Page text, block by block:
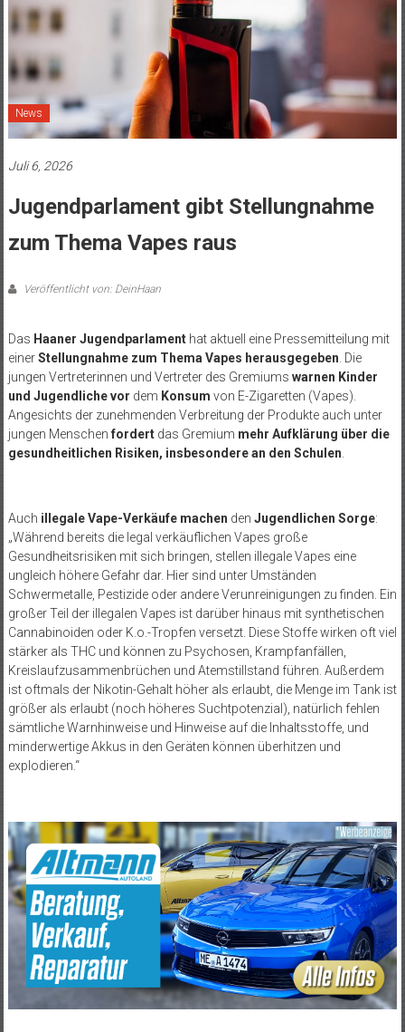
News
Juli 6, 2026
Jugendparlament gibt Stellungnahme
zum Thema Vapes raus
Veröffentlicht von: DeinHaan
Das Haaner Jugendparlament hat aktuell eine Pressemitteilung mit
einerStellungnahme zum Thema Vapes herausgegeben . Die
jungen Vertreterinnen und Vertreter des Gremiums warnen Kinder
und Jugendliche vor dem Konsum von E-Zigaretten (Vapes).
Angesichts der zunehmenden Verbreitung der Produkte auch unter
jungen Menschen fordert das Gremium mehr Aufklärung über die
gesundheitlichen Risiken, insbesondere an den Schulen
Auch illegale Vape-Verkäufe machen den Jugendlichen Sorge:
„Während bereits die legal verkäuflichen Vapes große
Gesundheitsrisiken mit sich bringen, stellen illegale Vapes eine
ungleich höhere Gefahr dar. Hier sind unter Umständen
Schwermetalle, Pestizide oder andere Verunreinigungen zu finden. Ein
großer Teil der illegalen Vapes ist darüber hinaus mit synthetischen
Cannabinoiden oder K.o.-Tropfen versetzt. Diese Stoffe wirken oft viel
stärker als THC und können zu Psychosen, Krampfanfällen,
Kreislaufzusammenbrüchen und Atemstillstand führen. Außerdem
ist oftmals der Nikotin-Gehalt höher als erlaubt, die Menge im Tank ist
größer als erlaubt (noch höheres Suchtpotenzial), natürlich fehlen
sämtliche Warnhinweise und Hinweise auf die Inhaltsstoffe, und
minderwertige Akkus in den Geräten können überhitzen und
explodieren.“